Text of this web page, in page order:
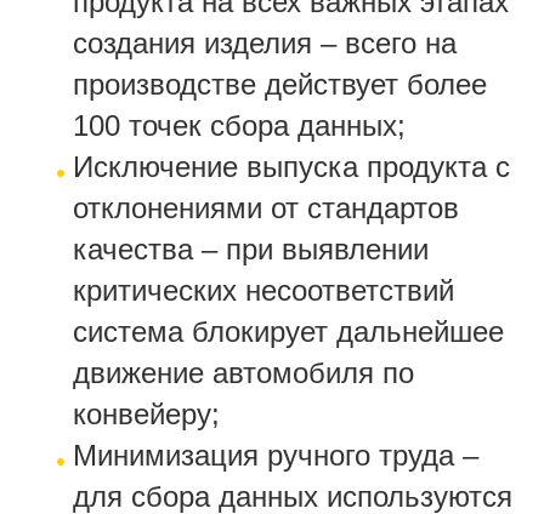
создания изделия – всего на
производстве действует более
100 точек сбора данных;
Исключение выпуска продукта с
отклонениями от стандартов
качества – при выявлении
критических несоответствий
система блокирует дальнейшее
движение автомобиля по
конвейеру;
Минимизация ручного труда –
для сбора данных используются